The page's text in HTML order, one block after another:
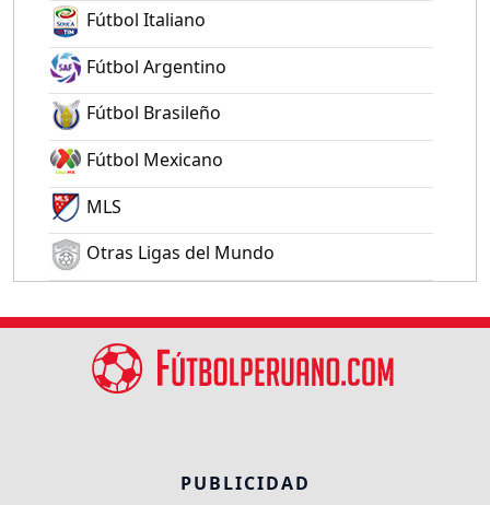
Fútbol Italiano
Fútbol Argentino
Fútbol Brasileño
Fútbol Mexicano
MLS
Otras Ligas del Mundo
PUBLICIDAD